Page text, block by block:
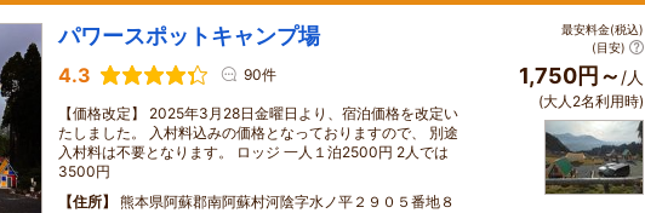
パワースポットキャンプ場
4.3 90件
【価格改定】 2025年3月28日金曜日より、宿泊価格を改定い
たしました。 入村料込みの価格となっておりますので、 別途
入村料は不要となります。 ロッジ 一人１泊2500円 2人では
3500円
住所
熊本県阿蘇郡南阿蘇村河陰字水ノ平２９０５番地８
最安料金(税込)
(目安)
1,750円～ /人
(大人2名利用時)